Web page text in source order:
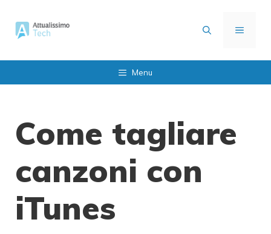
contenuto
MENU
Menu
Come tagliare
canzoni con
iTunes